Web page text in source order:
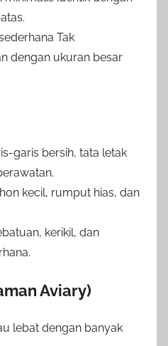
Tak
dengan ukuran besar
garis bersih, tata letak
kecil, rumput hias, dan
kerikil, dan
Aviary)
lebat dengan banyak